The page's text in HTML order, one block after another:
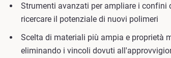
Strumenti avanzati per ampliare i confini
ricercare il potenziale di nuovi polimeri
Scelta di materiali più ampia e proprietà
eliminando i vincoli dovuti